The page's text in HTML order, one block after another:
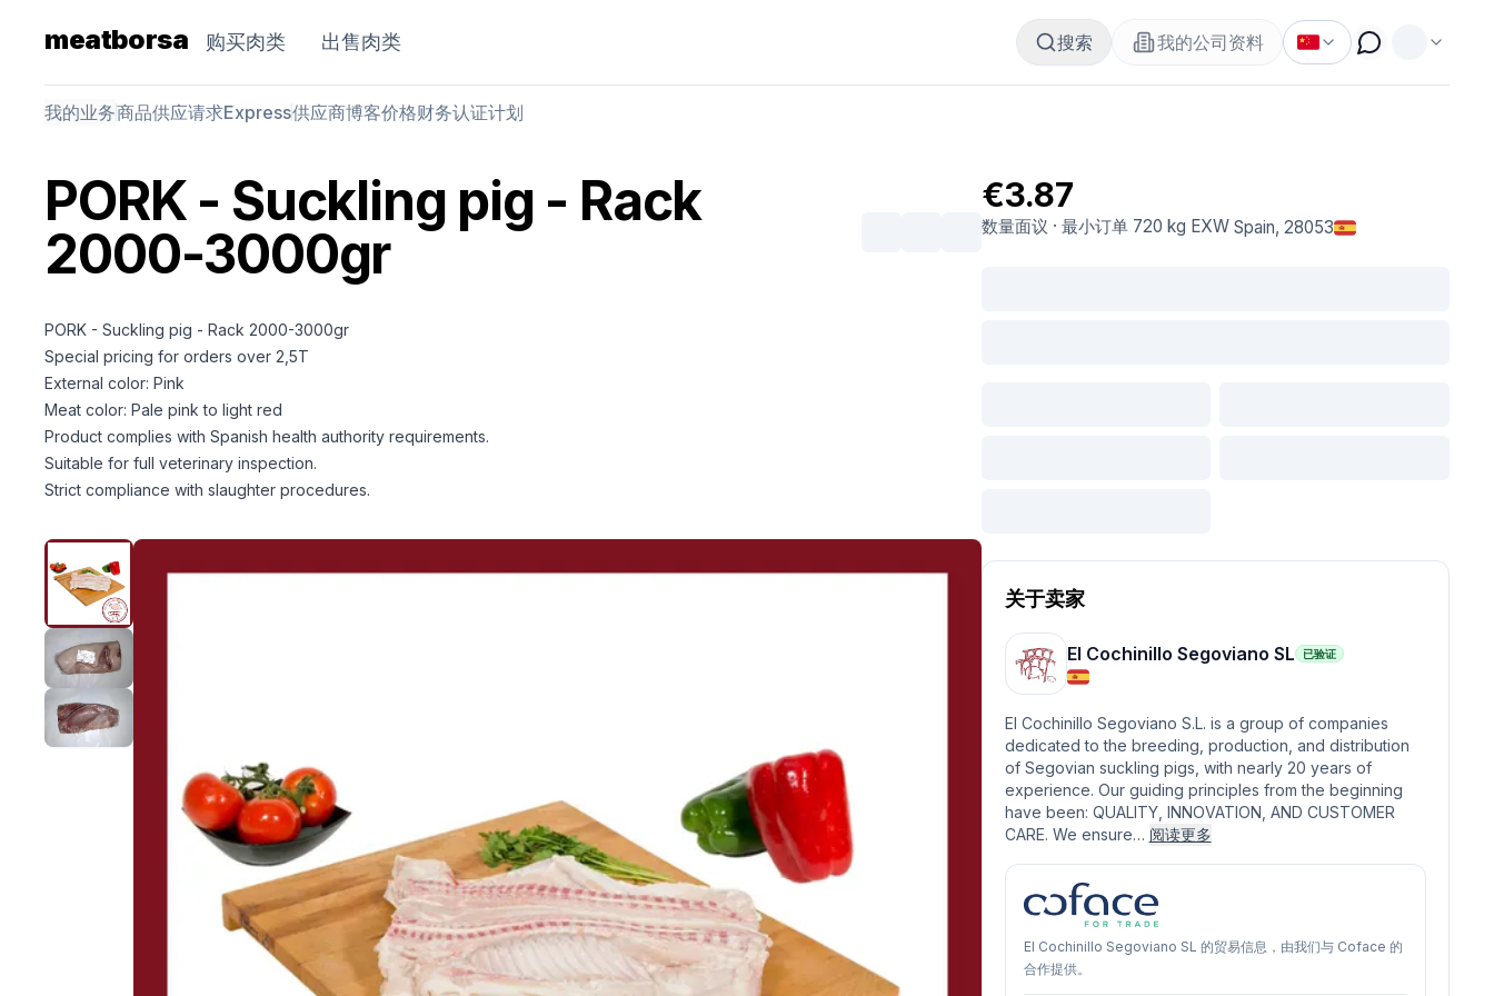
meatborsa 购买肉类 出售肉类 搜索 我的公司资料
我的业务商品供应请求Express供应商博客价格财务认证计划
PORK - Suckling pig - Rack
2000-3000gr
PORK - Suckling pig - Rack 2000-3000gr
Special pricing for orders over 2,5T
External color: Pink
Meat color: Pale pink to light red
Product complies with Spanish health authority requirements.
Suitable for full veterinary inspection.
Strict compliance with slaughter procedures.
€3.87
数量面议 · 最小订单 720 kg EXW Spain, 28053
关于卖家
El Cochinillo Segoviano SL 已验证
El Cochinillo Segoviano S.L. is a group of companies
dedicated to the breeding, production, and distribution
of Segovian suckling pigs, with nearly 20 years of
experience. Our guiding principles from the beginning
have been: QUALITY, INNOVATION, AND CUSTOMER
CARE. We ensure… 阅读更多
El Cochinillo Segoviano SL 的贸易信息，由我们与 Coface 的
合作提供。